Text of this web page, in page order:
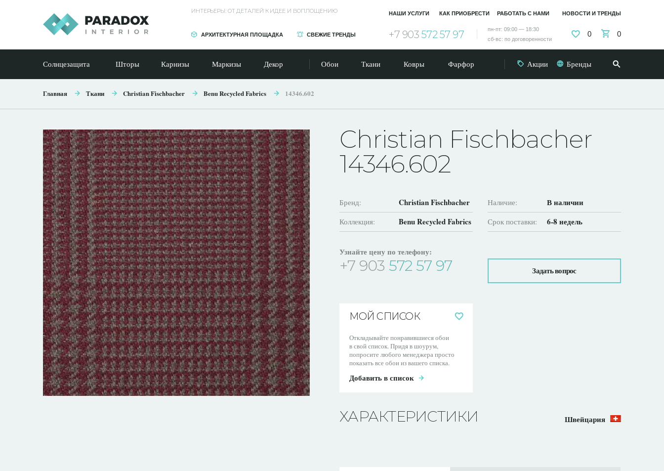
ИНТЕРЬЕРЫ: ОТ ДЕТАЛЕЙ К ИДЕЕ И ВОПЛОЩЕНИЮ
АРХИТЕКТУРНАЯ ПЛОЩАДКА СВЕЖИЕ ТРЕНДЫ +7 903 572 57 97
пн-пт: 09:00 — 18:30
сб-вс: по договоренности
НАШИ УСЛУГИ КАК ПРИОБРЕСТИ РАБОТАТЬ С НАМИ НОВОСТИ И ТРЕНДЫ
0 0
Солнцезащита Шторы Карнизы Маркизы Декор Обои Ткани Ковры Фарфор Акции Бренды
Главная Ткани Christian Fischbacher Benu Recycled Fabrics 14346.602
Christian Fischbacher
14346.602
Бренд: Christian Fischbacher
Коллекция: Benu Recycled Fabrics
Наличие: В наличии
Срок поставки: 6-8 недель
Узнайте цену по телефону:
+7 903 572 57 97 Задать вопрос
МОЙ СПИСОК
Откладывайте понравившиеся обои
в свой список. Придя в шоурум,
попросите любого менеджера просто
показать все обои из вашего списка.
Добавить в список
ХАРАКТЕРИСТИКИ Швейцария